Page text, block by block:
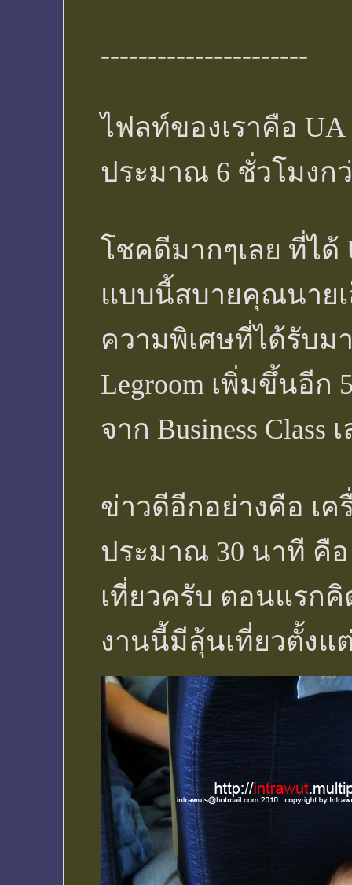
----------------------
ไฟลท์ของเราคือ UA
ประมาณ 6 ชั่วโมงก
โชคดีมากๆเลย ที่ได้
แบบนี้สบายคุณนายเ
ความพิเศษที่ได้รับม
Legroom เพิ่มขึ้นอี
จาก Business Class
ข่าวดีอีกอย่างคือ เ
ประมาณ 30 นาที คื
เที่ยวครับ ตอนแรก
งานนี้มีลุ้นเที่ยวตั้งแ